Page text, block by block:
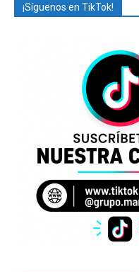
¡Síguenos en TikTok!